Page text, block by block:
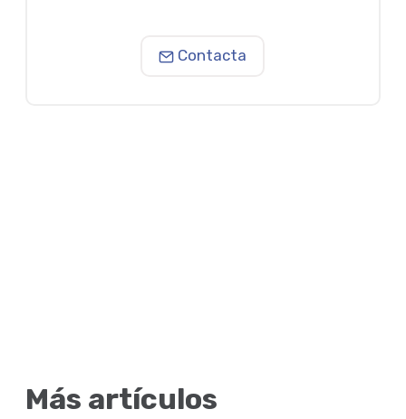
Contacta
Más artículos